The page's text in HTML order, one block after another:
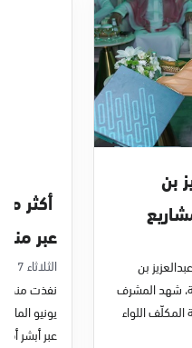
حي الشاطئ
بن
بن
شهد المشرف
المكلّف اللواء
عبر
الثلاثاء 7 صفر 1448
نفذت منصة
عبر أبشر